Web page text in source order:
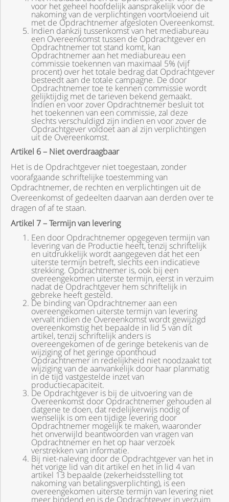
voor het geheel hoofdelijk aansprakelijk voor de
nakoming van de verplichtingen voortvloeiend uit
met de Opdrachtnemer afgesloten Overeenkomst.
Indien dankzij tussenkomst van het mediabureau
een Overeenkomst tussen de Opdrachtgever en
Opdrachtnemer tot stand komt, kan
Opdrachtnemer aan het mediabureau een
commissie toekennen van maximaal 5% (vijf
procent) over het totale bedrag dat Opdrachtgever
besteedt aan de totale campagne. De door
Opdrachtnemer toe te kennen commissie wordt
gelijktijdig met de tarieven bekend gemaakt.
Indien en voor zover Opdrachtnemer besluit tot
het toekennen van een commissie, zal deze
slechts verschuldigd zijn indien en voor zover de
Opdrachtgever voldoet aan al zijn verplichtingen
uit de Overeenkomst.
Artikel 6 – Niet overdraagbaar
Het is de Opdrachtgever niet toegestaan, zonder
voorafgaande schriftelijke toestemming van
Opdrachtnemer, de rechten en verplichtingen uit de
Overeenkomst of gedeelten daarvan aan derden over te
dragen of af te staan.
Artikel 7 – Termijn van levering
Een door Opdrachtnemer opgegeven termijn van
levering van de Productie heeft, tenzij schriftelijk
en uitdrukkelijk wordt aangegeven dat het een
uiterste termijn betreft, slechts een indicatieve
strekking. Opdrachtnemer is, ook bij een
overeengekomen uiterste termijn, eerst in verzuim
nadat de Opdrachtgever hem schriftelijk in
gebreke heeft gesteld.
De binding van Opdrachtnemer aan een
overeengekomen uiterste termijn van levering
vervalt indien de Overeenkomst wordt gewijzigd
overeenkomstig het bepaalde in lid 5 van dit
artikel, tenzij schriftelijk anders is
overeengekomen of de geringe betekenis van de
wijziging of het geringe oponthoud
Opdrachtnemer in redelijkheid niet noodzaakt tot
wijziging van de aanvankelijk door haar planmatig
in de tijd vastgestelde inzet van
productiecapaciteit.
De Opdrachtgever is bij de uitvoering van de
Overeenkomst door Opdrachtnemer gehouden al
datgene te doen, dat redelijkerwijs nodig of
wenselijk is om een tijdige levering door
Opdrachtnemer mogelijk te maken, waaronder
het onverwijld beantwoorden van vragen van
Opdrachtnemer en het op haar verzoek
verstrekken van informatie.
Bij niet-naleving door de Opdrachtgever van het in
het vorige lid van dit artikel en het in lid 4 van
artikel 13 bepaalde (zekerheidsstelling tot
nakoming van betalingsverplichting), is een
overeengekomen uiterste termijn van levering niet
meer bindend en is de Opdrachtgever in verzuim